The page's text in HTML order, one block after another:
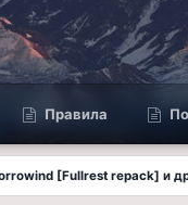
Правила
[Fullrest repack] и